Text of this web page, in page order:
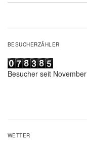
BESUCHERZÄHLER
Besucher seit
WETTER